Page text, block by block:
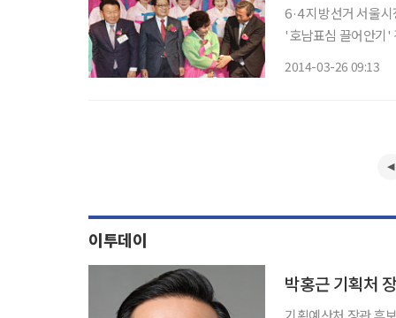
6·4 지방선거 서울
'호남표심 끌어안기' 경쟁을 펼쳤다. 이날 낮 서울
2014-03-26 09:13
이투데이
박홍근 기획처